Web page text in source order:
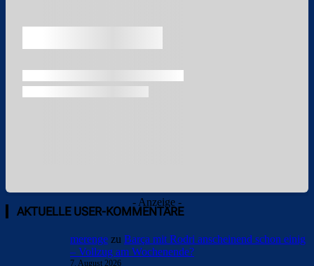
- Anzeige -
AKTUELLE USER-KOMMENTARE
merenge zu Barça mit Rodri anscheinend schon einig
– Vollzug am Wochenende?
7. August 2026